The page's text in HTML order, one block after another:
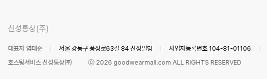
신성통상(주)
대표자 염태순 서울 강동구 풍성로63길 84 신성빌딩 사업자등록번호 104-81-01106
호스팅서비스 신성통상㈜
ⓒ 2026 goodwearmall.com ALL RIGHTS RESERVED